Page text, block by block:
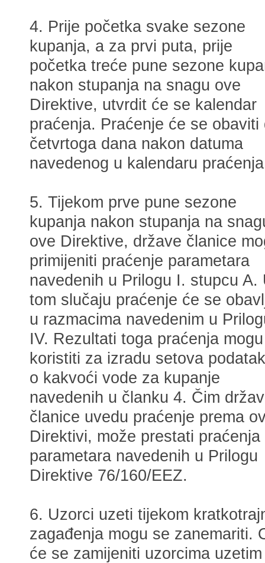
4. Prije početka svake sezone
kupanja, a za prvi puta, prije
početka treće pune sezone
nakon stupanja na snagu ove
Direktive, utvrdit će se kalendar
praćenja. Praćenje će se obaviti
četvrtoga dana nakon datuma
navedenog u kalendaru
5. Tijekom prve pune sezone
kupanja nakon stupanja na
ove Direktive, države članice
primijeniti praćenje parametara
navedenih u Prilogu I. stupcu A.
tom slučaju praćenje će se
u razmacima navedenim u
IV. Rezultati toga praćenja
koristiti za izradu setova
o kakvoći vode za kupanje
navedenih u članku 4. Čim
članice uvedu praćenje prema
Direktivi, može prestati praćenja
parametara navedenih u Prilogu
Direktive 76/160/EEZ.
6. Uzorci uzeti tijekom
zagađenja mogu se zanemariti.
će se zamijeniti uzorcima uzetim